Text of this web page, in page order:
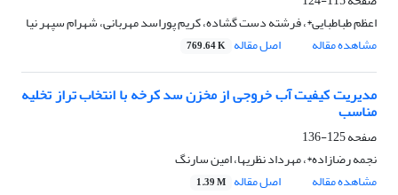
اعظم طباطبایی*، فرشته دست گشاده، کریم پوراسد مهربانی، شهرام سپهر نیا
مشاهده مقاله
اصل مقاله 769.64 K
مدیریت کیفیت آب خروجی از مخزن سد کرخه با انتخاب تراز تخلیه
مناسب
صفحه125-136
نجمه‌ رضازاده*، مهرداد ‌نظریها، امین‌ سارنگ
مشاهده مقاله
اصل مقاله 1.39 M